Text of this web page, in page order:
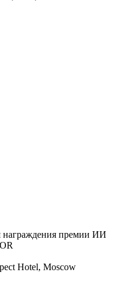
награждения премии ИИ
Hotel, Moscow